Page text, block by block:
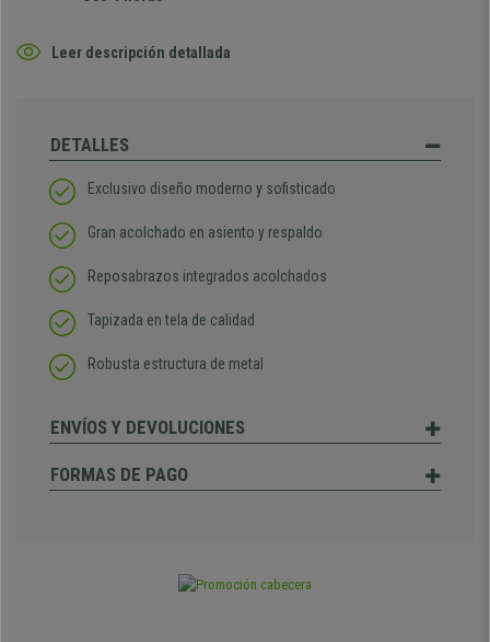
Leer descripción detallada
DETALLES
Exclusivo diseño moderno y sofisticado
Gran acolchado en asiento y respaldo
Reposabrazos integrados acolchados
Tapizada en tela de calidad
Robusta estructura de metal
ENVÍOS Y DEVOLUCIONES
FORMAS DE PAGO